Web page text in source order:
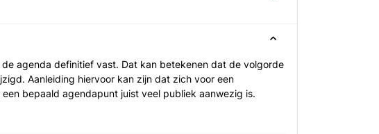
agenda definitief vast. Dat kan betekenen dat de volgorde
Aanleiding hiervoor kan zijn dat zich voor een
bepaald agendapunt juist veel publiek aanwezig is.